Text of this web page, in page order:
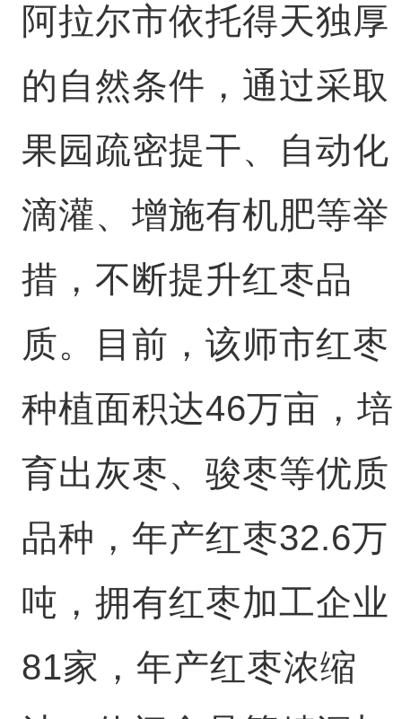
阿拉尔市依托得天独厚
的自然条件，通过采取
果园疏密提干、自动化
滴灌、增施有机肥等举
措，不断提升红枣品
质。目前，该师市红枣
种植面积达46万亩，培
育出灰枣、骏枣等优质
品种，年产红枣32.6万
吨，拥有红枣加工企业
81家，年产红枣浓缩